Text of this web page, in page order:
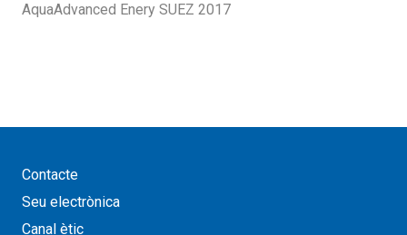
AquaAdvanced Enery SUEZ 2017
Contacte
Seu electrònica
Canal ètic